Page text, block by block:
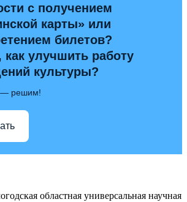
с получением
карты» или
билетов?
как улучшить работу
культуры?
— решим!
областная универсальная научная